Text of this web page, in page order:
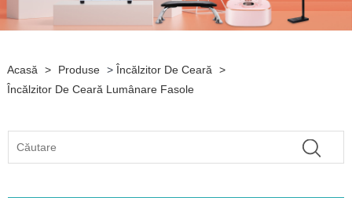
Acasă > Produse > Încălzitor De Ceară
>
Încălzitor De Ceară Lumânare Fasole